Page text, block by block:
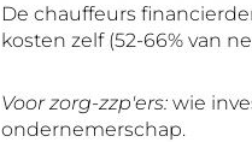
De chauffeurs
kosten zelf (52-66% van
Voor zorg-zzp'ers: wie
ondernemerschap.